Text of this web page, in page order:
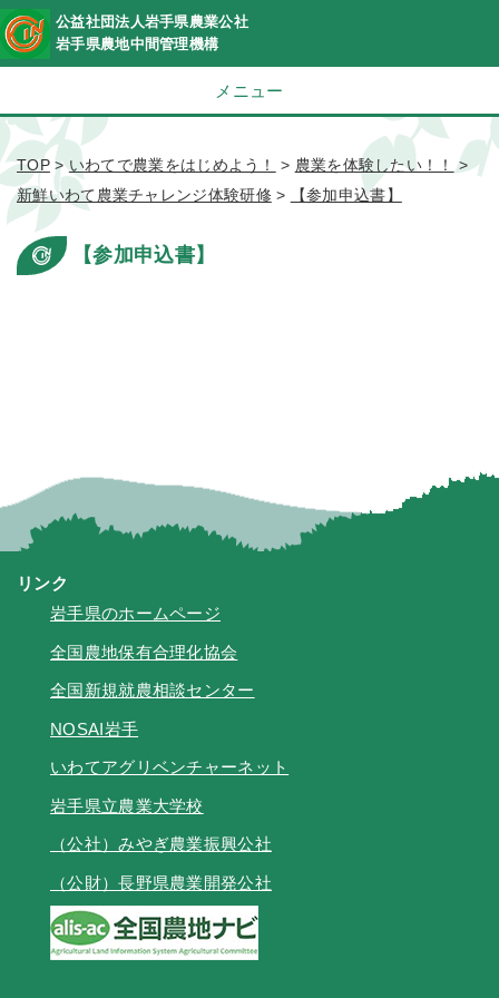
公益社団法人岩手県農業公社
岩手県農地中間管理機構
メニュー
TOP>いわてで農業をはじめよう！ > 農業を体験したい！！ >
新鮮いわて農業チャレンジ体験研修> 【参加申込書】
【参加申込書】
リンク
岩手県のホームページ
全国農地保有合理化協会
全国新規就農相談センター
NOSAI岩手
いわてアグリベンチャーネット
岩手県立農業大学校
（公社）みやぎ農業振興公社
（公財）長野県農業開発公社